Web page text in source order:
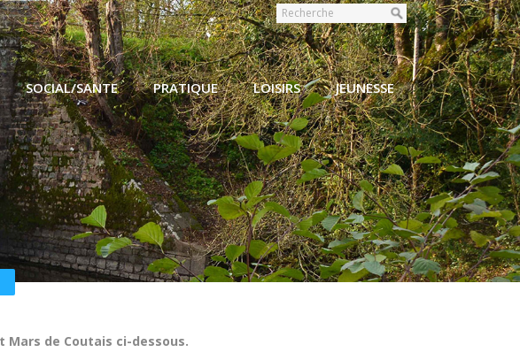
SOCIAL/SANTE PRATIQUE LOISIRS JEUNESSE
Mars de Coutais
Mars de Coutais ci-dessous.